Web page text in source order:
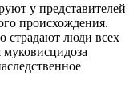
у представителей
происхождения.
страдают люди всех